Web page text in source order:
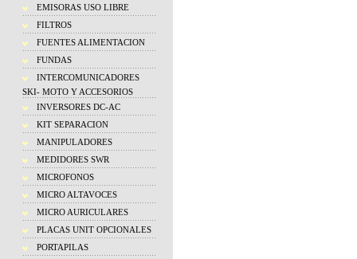
EMISORAS USO LIBRE
FILTROS
FUENTES ALIMENTACION
FUNDAS
INTERCOMUNICADORES
SKI- MOTO Y ACCESORIOS
INVERSORES DC-AC
KIT SEPARACION
MANIPULADORES
MEDIDORES SWR
MICROFONOS
MICRO ALTAVOCES
MICRO AURICULARES
PLACAS UNIT OPCIONALES
PORTAPILAS